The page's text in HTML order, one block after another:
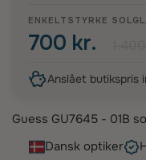
ENKELTSTYRKE
700 kr.
Anslået butikspris
Guess GU7645 - 01B
eye stel i glansfuld
Dansk optiker